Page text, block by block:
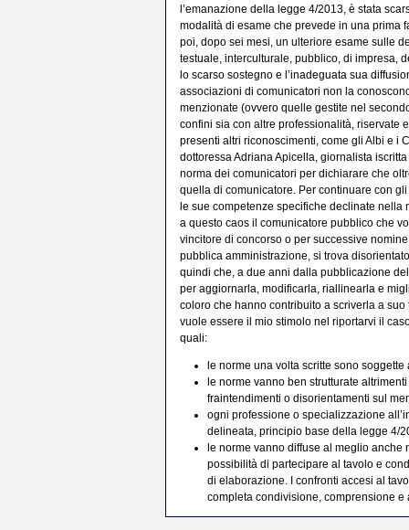
l’emanazione della legge 4/2013, è stata
modalità di esame che prevede in una prima
poi, dopo sei mesi, un ulteriore esame sulle
testuale, interculturale, pubblico, di impresa,
lo scarso sostegno e l’inadeguata sua
associazioni di comunicatori non la
menzionate (ovvero quelle gestite nel
confini sia con altre professionalità, riservate
presenti altri riconoscimenti, come gli Albi e i
dottoressa Adriana Apicella, giornalista
norma dei comunicatori per dichiarare che
quella di comunicatore. Per continuare con
le sue competenze specifiche declinate
a questo caos il comunicatore pubblico che
vincitore di concorso o per successive
pubblica amministrazione, si trova
quindi che, a due anni dalla pubblicazione
per aggiornarla, modificarla, riallinearla e
coloro che hanno contribuito a scriverla a
vuole essere il mio stimolo nel riportarvi il
quali:
le norme una volta scritte sono
le norme vanno ben strutturate
fraintendimenti o disorientamenti sul
ogni professione o specializzazione
delineata, principio base della legge 4/
le norme vanno diffuse al meglio
possibilità di partecipare al tavolo e
di elaborazione. I confronti accesi al
completa condivisione, comprensione